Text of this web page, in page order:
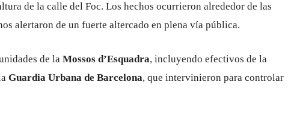
de la calle del Foc. Los hechos ocurrieron alrededor de las
alertaron de un fuerte altercado en plena vía pública.
de la Mossos d’Esquadra, incluyendo efectivos de la
Guardia Urbana de Barcelona, que intervinieron para controlar